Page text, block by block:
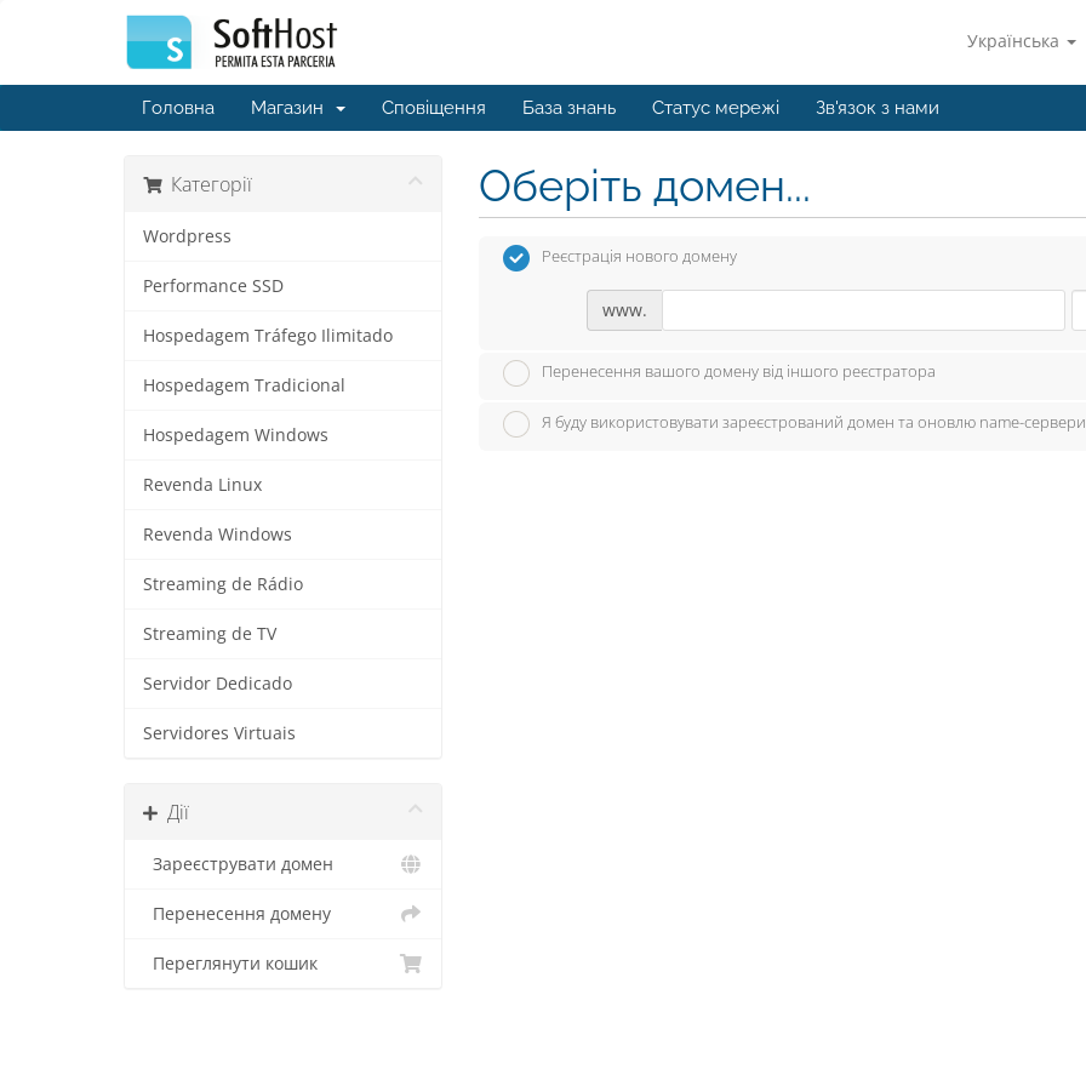
Українська
Головна Магазин Сповіщення База знань Статус мережі Зв'язок з нами
Категорії
Wordpress
Performance SSD
Hospedagem Tráfego Ilimitado
Hospedagem Tradicional
Hospedagem Windows
Revenda Linux
Revenda Windows
Streaming de Rádio
Streaming de TV
Servidor Dedicado
Servidores Virtuais
Дії
Зареєструвати домен
Перенесення домену
Переглянути кошик
Оберіть домен...
Реєстрація нового домену
www.
Перенесення вашого домену від іншого реєстратора
Я буду використовувати зареєстрований домен та оновлю name-сервери